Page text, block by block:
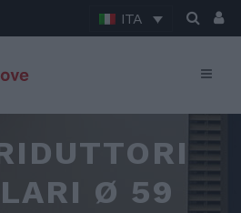
ITA
Ø 59